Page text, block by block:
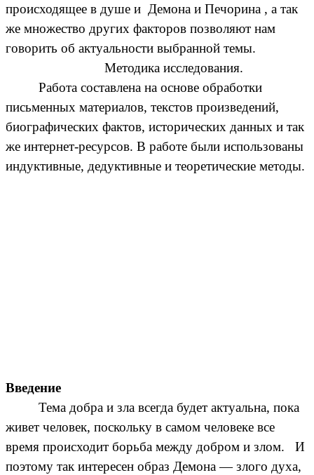
происходящее в душе и Демона и Печорина , а так
же множество других факторов позволяют нам
говорить об актуальности выбранной темы.
Методика исследования.
Работа составлена на основе обработки
письменных материалов, текстов произведений,
биографических фактов, исторических данных и так
же интернет-ресурсов. В работе были использованы
индуктивные, дедуктивные и теоретические методы.
Введение
Тема добра и зла всегда будет актуальна, пока
живет человек, поскольку в самом человеке все
время происходит борьба между добром и злом. И
поэтому так интересен образ Демона — злого духа,